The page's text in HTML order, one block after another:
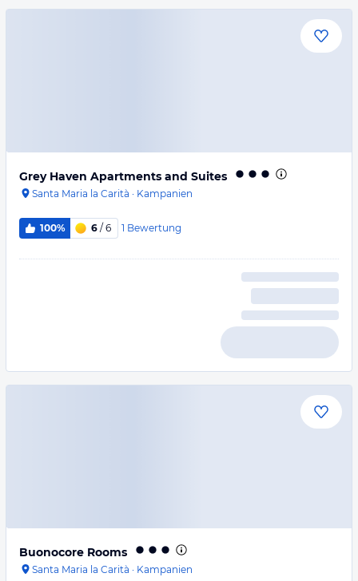
Grey Haven Apartments and Suites
Santa Maria la Carità · Kampanien
100% 6 / 6 1 Bewertung
Buonocore Rooms
Santa Maria la Carità · Kampanien